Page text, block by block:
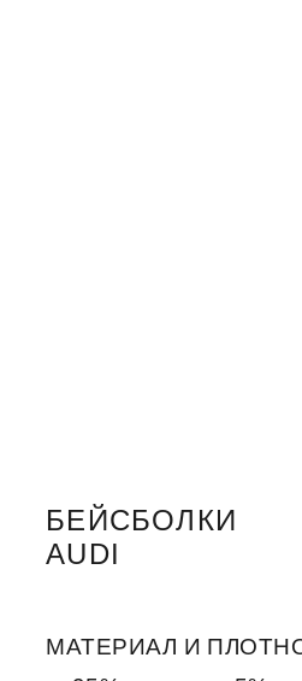
БЕЙСБОЛКИ
AUDI
МАТЕРИАЛ И